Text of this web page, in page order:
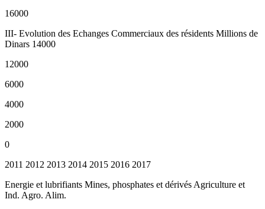
16000
III- Evolution des Echanges Commerciaux des résidents Millions de
Dinars 14000
12000
6000
4000
2000
0
2011 2012 2013 2014 2015 2016 2017
Energie et lubrifiants Mines, phosphates et dérivés Agriculture et
Ind. Agro. Alim.